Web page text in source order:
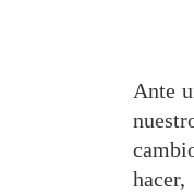
Ante
hacer,